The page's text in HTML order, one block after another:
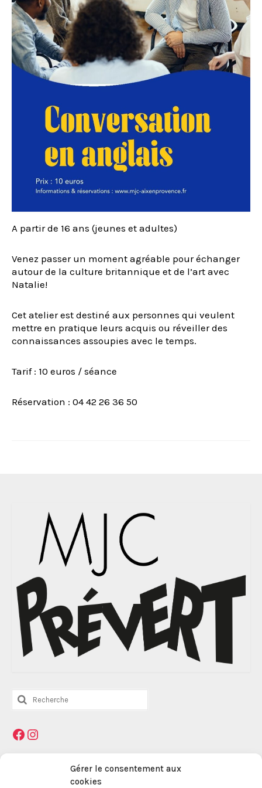
Gérer le consentement aux
cookies
A partir de 16 ans (jeunes et adultes)
Venez passer un moment agréable pour échanger
autour de la culture britannique et de l’art avec
Natalie!
Cet atelier est destiné aux personnes qui veulent
mettre en pratique leurs acquis ou réveiller des
connaissances assoupies avec le temps.
Tarif : 10 euros / séance
Réservation : 04 42 26 36 50
Rechercher
:
Facebook
Instagram
Mentions légales